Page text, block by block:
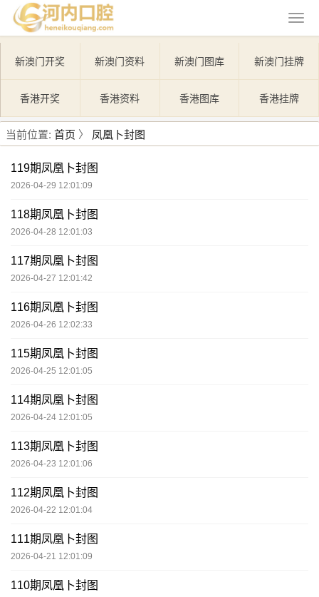
新澳门开奖 新澳门资料 新澳门图库 新澳门挂牌
香港开奖 香港资料 香港图库 香港挂牌
当前位置: 首页 〉 凤凰卜封图
119期凤凰卜封图
2026-04-29 12:01:09
118期凤凰卜封图
2026-04-28 12:01:03
117期凤凰卜封图
2026-04-27 12:01:42
116期凤凰卜封图
2026-04-26 12:02:33
115期凤凰卜封图
2026-04-25 12:01:05
114期凤凰卜封图
2026-04-24 12:01:05
113期凤凰卜封图
2026-04-23 12:01:06
112期凤凰卜封图
2026-04-22 12:01:04
111期凤凰卜封图
2026-04-21 12:01:09
110期凤凰卜封图